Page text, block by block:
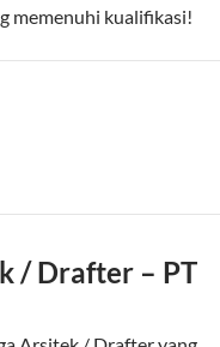
memenuhi kualifikasi!
/ Drafter – PT